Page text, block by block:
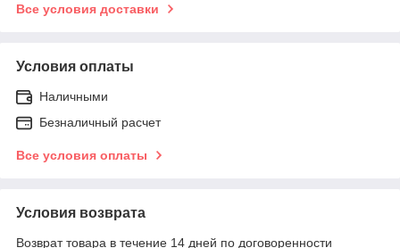
Все условия доставки
Условия оплаты
Наличными
Безналичный расчет
Все условия оплаты
Условия возврата
Возврат товара в течение 14 дней по договоренности